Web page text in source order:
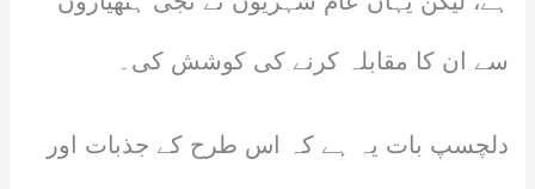
سے ان کا مقابلہ کرنے کی کوشش کی۔
دلچسپ بات یہ ہے کہ اس طرح کے جذبات اور